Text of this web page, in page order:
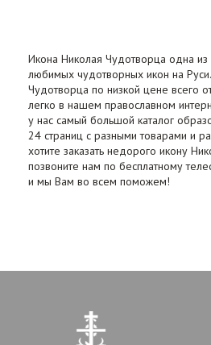
Икона Николая Чудотворца одна
любимых чудотворных икон на
Чудотворца по низкой цене всего
легко в нашем православном
у нас самый большой каталог
24 страниц с разными товарами и
хотите заказать недорого икону
позвоните нам по бесплатному
и мы Вам во всем поможем!